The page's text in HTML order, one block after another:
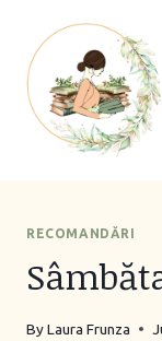
content
RECOMANDĂRI
ByLaura Frunza